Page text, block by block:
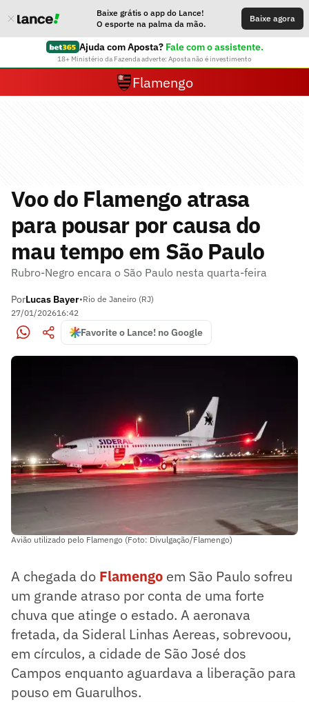
Baixe grátis o app do Lance!
O esporte na palma da mão.
Baixe agora
Ajuda com Aposta? Fale com o assistente.
18+ Ministério da Fazenda adverte: Aposta não é investimento
Flamengo
Voo do Flamengo atrasa
para pousar por causa do
mau tempo em São Paulo
Rubro-Negro encara o São Paulo nesta quarta-feira
PorLucas Bayer•Rio de Janeiro (RJ)
27/01/202616:42
Favorite o Lance! no Google
Avião utilizado pelo Flamengo (Foto: Divulgação/Flamengo)
A chegada do Flamengo em São Paulo sofreu
um grande atraso por conta de uma forte
chuva que atinge o estado. A aeronava
fretada, da Sideral Linhas Aereas, sobrevoou,
em círculos, a cidade de São José dos
Campos enquanto aguardava a liberação para
pouso em Guarulhos.